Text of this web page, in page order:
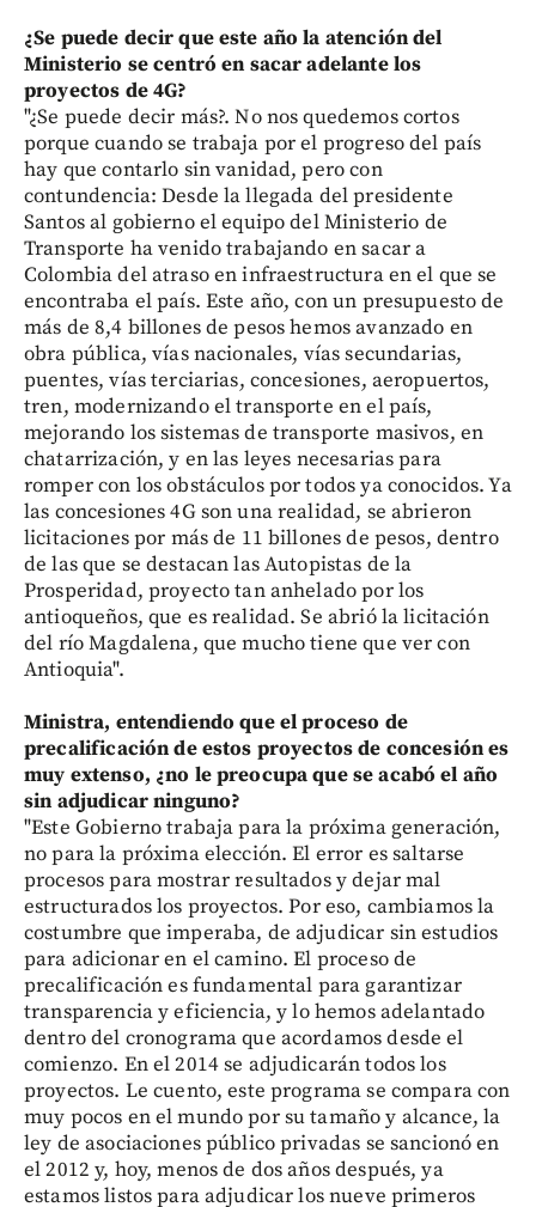
¿Se puede decir que este año la atención del
Ministerio se centró en sacar adelante los
proyectos de 4G?
"¿Se puede decir más?. No nos quedemos cortos
porque cuando se trabaja por el progreso del país
hay que contarlo sin vanidad, pero con
contundencia: Desde la llegada del presidente
Santos al gobierno el equipo del Ministerio de
Transporte ha venido trabajando en sacar a
Colombia del atraso en infraestructura en el que se
encontraba el país. Este año, con un presupuesto de
más de 8,4 billones de pesos hemos avanzado en
obra pública, vías nacionales, vías secundarias,
puentes, vías terciarias, concesiones, aeropuertos,
tren, modernizando el transporte en el país,
mejorando los sistemas de transporte masivos, en
chatarrización, y en las leyes necesarias para
romper con los obstáculos por todos ya conocidos. Ya
las concesiones 4G son una realidad, se abrieron
licitaciones por más de 11 billones de pesos, dentro
de las que se destacan las Autopistas de la
Prosperidad, proyecto tan anhelado por los
antioqueños, que es realidad. Se abrió la licitación
del río Magdalena, que mucho tiene que ver con
Antioquia".
Ministra, entendiendo que el proceso de
precalificación de estos proyectos de concesión es
muy extenso, ¿no le preocupa que se acabó el año
sin adjudicar ninguno?
"Este Gobierno trabaja para la próxima generación,
no para la próxima elección. El error es saltarse
procesos para mostrar resultados y dejar mal
estructurados los proyectos. Por eso, cambiamos la
costumbre que imperaba, de adjudicar sin estudios
para adicionar en el camino. El proceso de
precalificación es fundamental para garantizar
transparencia y eficiencia, y lo hemos adelantado
dentro del cronograma que acordamos desde el
comienzo. En el 2014 se adjudicarán todos los
proyectos. Le cuento, este programa se compara con
muy pocos en el mundo por su tamaño y alcance, la
ley de asociaciones público privadas se sancionó en
el 2012 y, hoy, menos de dos años después, ya
estamos listos para adjudicar los nueve primeros